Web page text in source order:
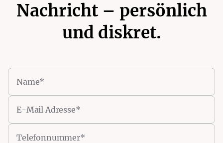
Nachricht – persönlich
und diskret.